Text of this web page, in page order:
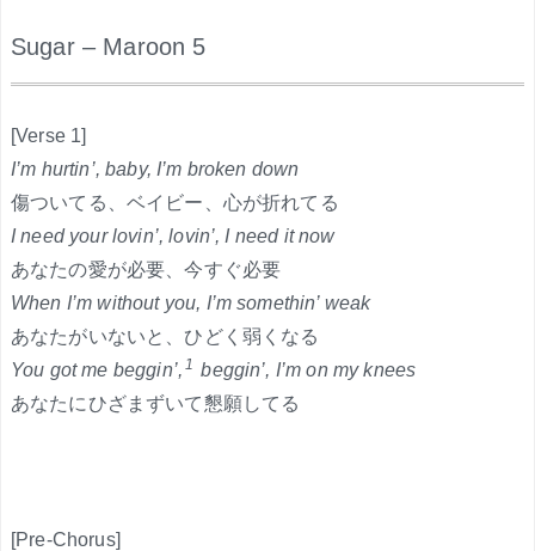
Sugar – Maroon 5
[Verse 1]
I’m hurtin’, baby, I’m broken down
傷ついてる、ベイビー、心が折れてる
I need your lovin’, lovin’, I need it now
あなたの愛が必要、今すぐ必要
When I’m without you, I’m somethin’ weak
あなたがいないと、ひどく弱くなる
You got me beggin’, 1 beggin’, I’m on my knees
あなたにひざまずいて懇願してる
[Pre-Chorus]